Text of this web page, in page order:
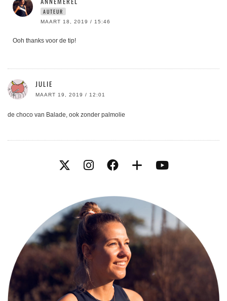
AUTEUR
MAART 18, 2019 / 15:46
Ooh thanks voor de tip!
JULIE
MAART 19, 2019 / 12:01
de choco van Balade, ook zonder palmolie